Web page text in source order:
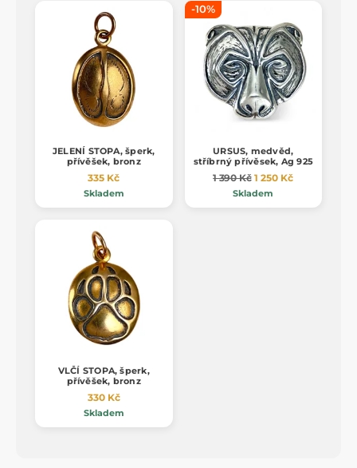
JELENÍ STOPA, šperk,
přívěšek, bronz
335 Kč
Skladem
-10%
URSUS, medvěd,
stříbrný přívěsek, Ag 925
1 390 Kč 1 250 Kč
Skladem
VLČÍ STOPA, šperk,
přívěšek, bronz
330 Kč
Skladem